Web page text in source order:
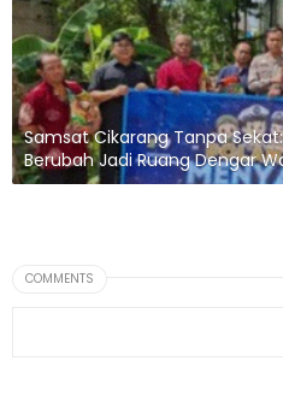
Samsat Cikarang Tanpa
Berubah Jadi Ruang Dengar
COMMENTS